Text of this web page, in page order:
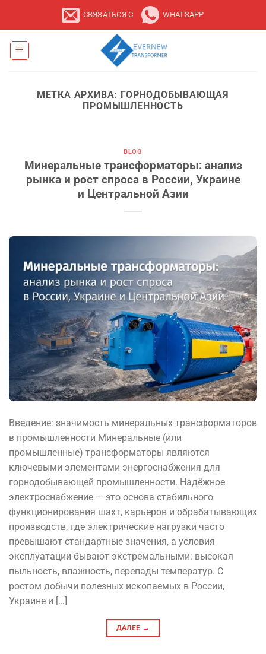
СВЯЗАТЬСЯ С WHATSAPP
МЕТКА АРХИВА: ГОРНОДОБЫВАЮЩАЯ
ПРОМЫШЛЕННОСТЬ
BLOG
Минеральные трансформаторы: анализ
рынка и рост спроса в России, Украине
и Центральной Азии
Введение: значимость минеральных трансформаторов
в промышленности Минеральные (или
промышленные) трансформаторы являются
ключевыми элементами энергоснабжения для
горнодобывающей промышленности. Надёжное
электроснабжение — это основа стабильного
функционирования шахт, карьеров и обрабатывающих
производств, где электрические нагрузки часто
превышают стандартные значения, а условия
эксплуатации бывают экстремальными: высокая
пыльность, влажность, перепады температур. С
ростом добычи полезных ископаемых в России,
Украине и […]
ДАЛЕЕ →